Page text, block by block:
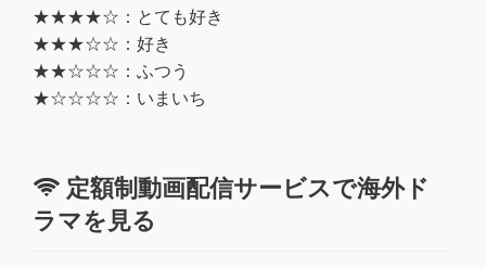
★★★★☆：とても好き
★★★☆☆：好き
★★☆☆☆：ふつう
★☆☆☆☆：いまいち
定額制動画配信サービスで海外ド
ラマを見る